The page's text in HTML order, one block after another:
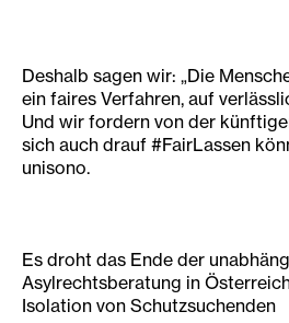
Deshalb sagen wir: „Die
ein faires Verfahren, auf
Und wir fordern von der
sich auch drauf #FairLassen
unisono.
Es droht das Ende der
Asylrechtsberatung in
Isolation von Schutzsuchenden